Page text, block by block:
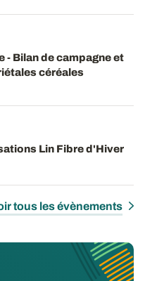
- Bilan de campagne et
céréales
Lin Fibre d'Hiver
tous les évènements